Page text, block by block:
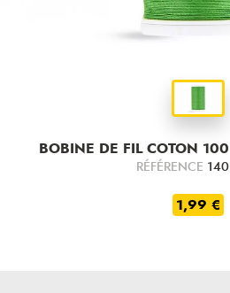
BOBINE DE FIL COTON
RÉFÉRENCE
1,99 €